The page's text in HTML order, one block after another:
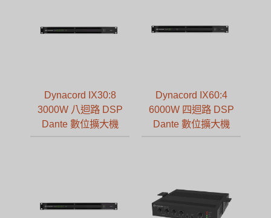
Dynacord IX30:8
3000W 八迴路 DSP
Dante 數位擴大機
Dynacord IX60:4
6000W 四迴路 DSP
Dante 數位擴大機